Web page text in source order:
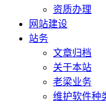
资质办理
网站建设
站务
文章归档
关于本站
老梁业务
维护软件种